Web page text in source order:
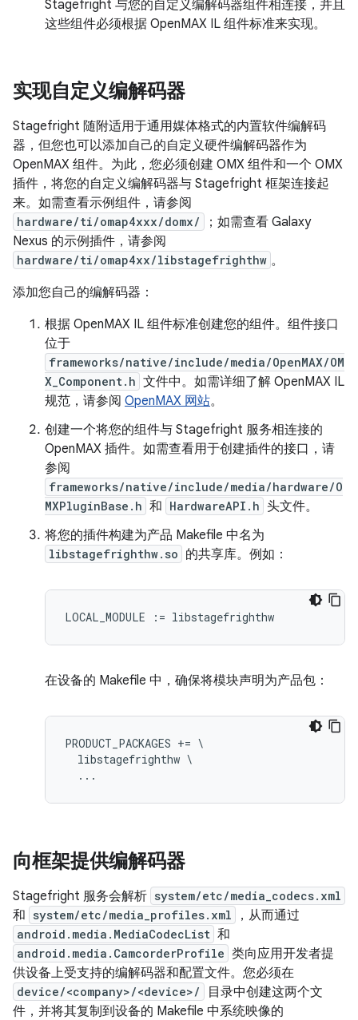
Stagefright 与您的自定义编解码器组件相连接，并且
这些组件必须根据 OpenMAX IL 组件标准来实现。
实现自定义编解码器
Stagefright 随附适用于通用媒体格式的内置软件编解码
器，但您也可以添加自己的自定义硬件编解码器作为
OpenMAX 组件。为此，您必须创建 OMX 组件和一个 OMX
插件，将您的自定义编解码器与 Stagefright 框架连接起
来。如需查看示例组件，请参阅
hardware/ti/omap4xxx/domx/
；如需查看 Galaxy
Nexus 的示例插件，请参阅
hardware/ti/omap4xx/libstagefrighthw 。
添加您自己的编解码器：
根据 OpenMAX IL 组件标准创建您的组件。组件接口
位于
frameworks/native/include/media/OpenMAX/OM
X_Component.h 文件中。如需详细了解 OpenMAX IL
规范，请参阅 OpenMAX 网站。
创建一个将您的组件与 Stagefright 服务相连接的
OpenMAX 插件。如需查看用于创建插件的接口，请
参阅
frameworks/native/include/media/hardware/O
MXPluginBase.h 和 HardwareAPI.h 头文件。
将您的插件构建为产品 Makefile 中名为
libstagefrighthw.so 的共享库。例如：
在设备的 Makefile 中，确保将模块声明为产品包：
PRODUCT_PACKAGES += \
  libstagefrighthw \
向框架提供编解码器
Stagefright 服务会解析 system/etc/media_codecs.xml
和 system/etc/media_profiles.xml ，从而通过
android.media.MediaCodecList 和
android.media.CamcorderProfile 类向应用开发者提
供设备上受支持的编解码器和配置文件。您必须在
device/<company>/<device>/
目录中创建这两个文
件，并将其复制到设备的 Makefile 中系统映像的